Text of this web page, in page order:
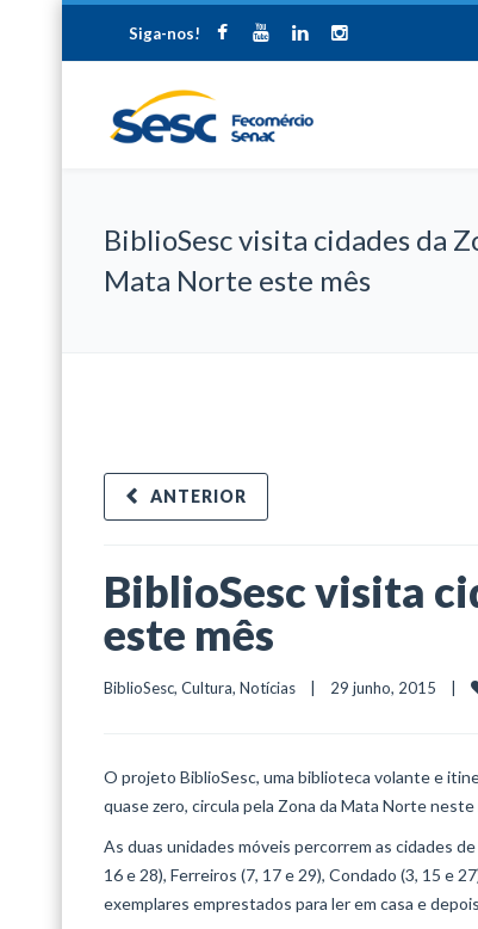
Siga-nos!
BiblioSesc visita cidades da
Mata Norte este mês
ANTERIOR
BiblioSesc visita
este mês
BiblioSesc, Cultura, Notícias
    |    29 junho, 2015    |
O projeto BiblioSesc, uma biblioteca volante e
quase zero, circula pela Zona da Mata Norte neste
As duas unidades móveis percorrem as cidades
16 e 28), Ferreiros (7, 17 e 29), Condado (3, 15 e
exemplares emprestados para ler em casa e